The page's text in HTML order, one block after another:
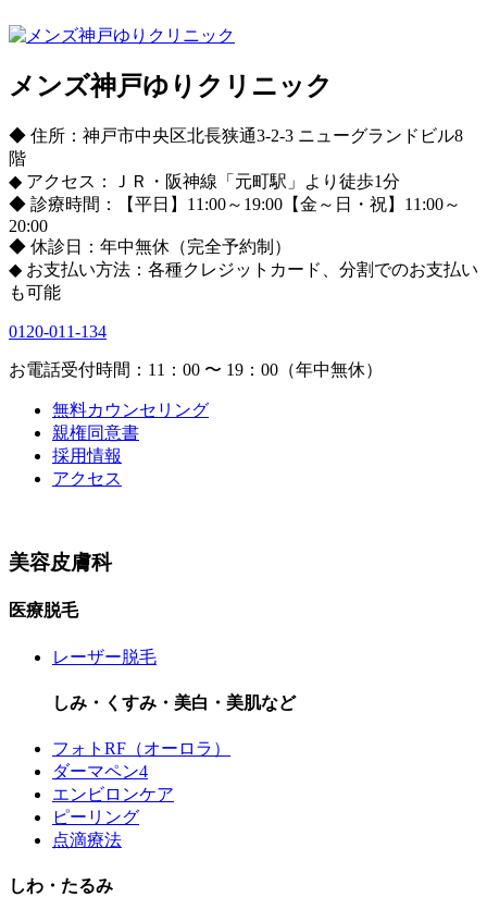
メンズ神戸ゆりクリニック
◆ 住所：神戸市中央区北長狭通3-2-3 ニューグランドビル8
階
◆ アクセス：ＪＲ・阪神線「元町駅」より徒歩1分
◆ 診療時間：【平日】11:00～19:00【金～日・祝】11:00～
20:00
◆ 休診日：年中無休（完全予約制）
◆ お支払い方法：各種クレジットカード、分割でのお支払い
も可能
0120-011-134
お電話受付時間：11：00 〜 19：00（年中無休）
無料カウンセリング
親権同意書
採用情報
アクセス
美容皮膚科
医療脱毛
レーザー脱毛
しみ・くすみ・美白・美肌など
フォトRF（オーロラ）
ダーマペン4
エンビロンケア
ピーリング
点滴療法
しわ・たるみ